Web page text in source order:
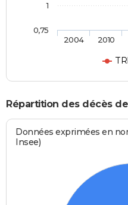
2004 2010
0,75
1
Répartition des décès de
Données exprimées en
Insee)